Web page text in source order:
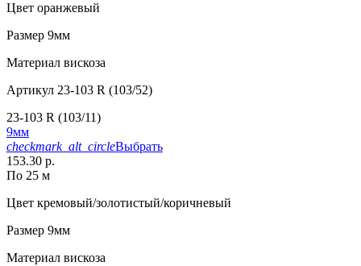
Цвет оранжевый
Размер 9мм
Материал вискоза
Артикул 23-103 R (103/52)
23-103 R (103/11)
9мм
checkmark_alt_circleВыбрать
153.30 р.
По 25 м
Цвет кремовый/золотистый/коричневый
Размер 9мм
Материал вискоза